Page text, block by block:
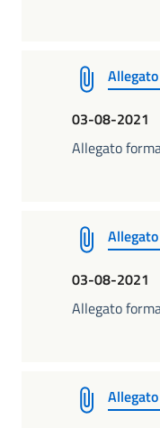
03-08-2021
Allegato
03-08-2021
Allegato